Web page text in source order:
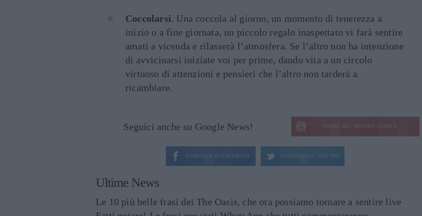
Coccolarsi. Una coccola al giorno, un momento di tenerezza a
inizio o a fine giornata, un piccolo regalo inaspettato vi farà sentire
amati a vicenda e rilasserà l’atmosfera. Se l’altro non ha intenzione
di avvicinarsi iniziate voi per prime, dando vita a un circolo
virtuoso di attenzioni e pensieri che l’altro non tarderà a
ricambiare.
Seguici anche su Google News! ENTRA NEL NOSTRO CANALE
CONDIVIDI SU FACEBOOK CONDIVIDI SU TWITTER
Ultime News
Le 10 più belle frasi dei The Oasis, che ora possiamo tornare a sentire live